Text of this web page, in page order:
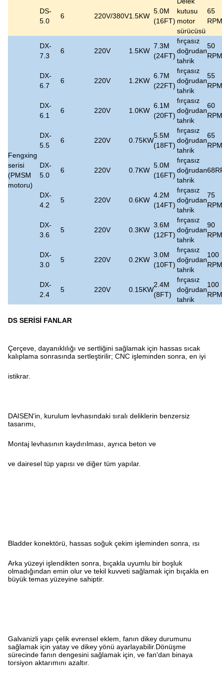
DS-
5.0
6 220V/380V1.5KW
5.0M
(16FT)
kutusu
motor
sürücüsü
65
RPM
Fengxing
serisi
(PMSM
motoru)
DX-
7.3
6 220V 1.5KW
7.3M
(24FT)
fırçasız
doğrudan
tahrik
50
RPM
DX-
6.7
6 220V 1.2KW
6.7M
(22FT)
fırçasız
doğrudan
tahrik
55
RPM
DX-
6.1
6 220V 1.0KW
6.1M
(20FT)
fırçasız
doğrudan
tahrik
60
RPM
DX-
5.5
6 220V 0.75KW
5.5M
(18FT)
fırçasız
doğrudan
tahrik
65
RPM
DX-
5.0
6 220V 0.7KW
5.0M
(16FT)
fırçasız
doğrudan
tahrik
DX-
4.2
5 220V 0.6KW
4.2M
(14FT)
fırçasız
doğrudan
tahrik
75
RPM
DX-
3.6
5 220V 0.3KW
3.6M
(12FT)
fırçasız
doğrudan
tahrik
90
RPM
DX-
3.0
5 220V 0.2KW
3.0M
(10FT)
fırçasız
doğrudan
tahrik
100
RPM
DX-
2.4
5 220V 0.15KW
2.4M
(8FT)
fırçasız
doğrudan
tahrik
100
RPM
DS SERİSİ FANLAR
Çerçeve, dayanıklılığı ve sertliğini sağlamak için hassas sıcak
kalıplama sonrasında sertleştirilir; CNC işleminden sonra, en iyi
istikrar.
DAISEN'in, kurulum levhasındaki sıralı deliklerin benzersiz
tasarımı,
Montaj levhasının kaydırılması, ayrıca beton ve
ve dairesel tüp yapısı ve diğer tüm yapılar.
Bladder konektörü, hassas soğuk çekim işleminden sonra, ısı
Arka yüzeyi işlendikten sonra, bıçakla uyumlu bir boşluk
olmadığından emin olur ve tekil kuvveti sağlamak için bıçakla en
büyük temas yüzeyine sahiptir.
Galvanizli yapı çelik evrensel eklem, fanın dikey durumunu
sağlamak için yatay ve dikey yönü ayarlayabilir.Dönüşme
sürecinde fanın dengesini sağlamak için, ve fan'dan binaya
torsiyon aktarımını azaltır.